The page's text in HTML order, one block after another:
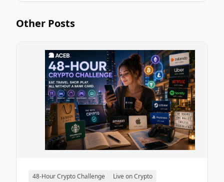
Other Posts
48-Hour Crypto Challenge
Live on Crypto